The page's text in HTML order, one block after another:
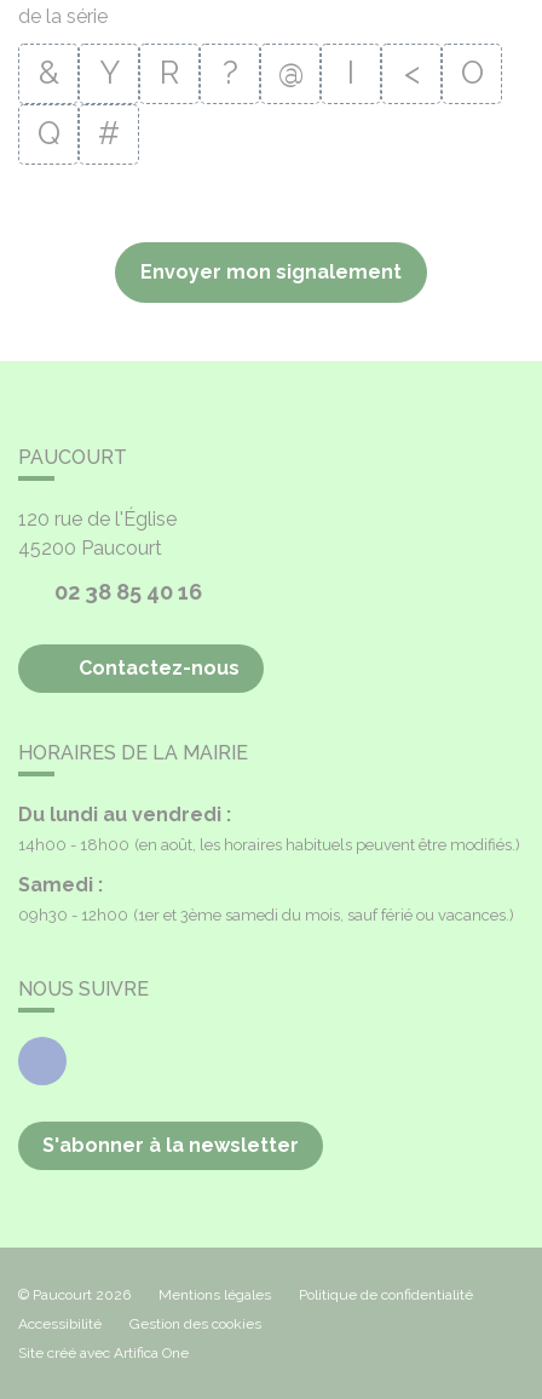
de la série
& Y R ? @ I <
O
Q
#
Envoyer mon signalement
PAUCOURT
120 rue de l'Église
45200 Paucourt
02 38 85 40 16
Contactez-nous
HORAIRES DE LA MAIRIE
Du lundi au vendredi :
14h00 - 18h00 (en août, les horaires habituels peuvent être modifiés.)
Samedi :
09h30 - 12h00 (1er et 3ème samedi du mois, sauf férié ou vacances.)
NOUS SUIVRE
Facebook
S'abonner à la newsletter
© Paucourt 2026 Mentions légales
Politique de confidentialité
Accessibilité
Gestion des cookies
Site créé avec Artifica One